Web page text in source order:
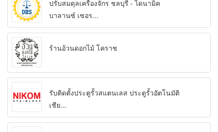
ปรับสมดุลเครื่องจักร ชลบุรี - ไดนามิค
บาลานซ์ เซอร...
ร้านอ้วนดอกไม้ โคราช
รับติดตั้งประตูรั้วสแตนเลส ประตูรั้วอัตโนมัติ
เชีย...